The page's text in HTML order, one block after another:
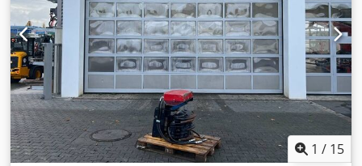
Literleistung für Nebenfunkt. (l/min.): 35-50 - Empfohlener
Betriebsdruck (bar): 280 - Dienstgewicht Trägerfahrzeug *
(t): 7-15 Ausstattung: - Tiltator endlos drehbar - Autospeed
Funktion - Multigrip integriert Optional: MS10
Adapterplatte inkl. Schrauben und Montage = 1.950,00 €
netto Wir haben viele Adapterplatten (MS01 / MS03 / MS08
/ CW05 / CW10 / CW20 / OQ65 / OQ70/55 / usw...) lagernd
und sofort verfügbar. In unserem Lager haben wir eine
sehr große Auswahl an verschiedenen Produkten von
Westtech, die sofort verfügbar sind! Herr Herden (Tel.
1 / 15